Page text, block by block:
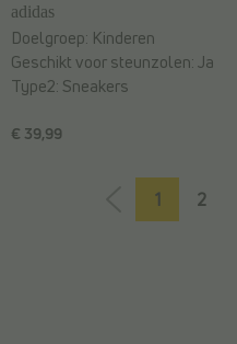
adidas
€ 39,99
Doelgroep: Kinderen
Geschikt voor steunzolen:Ja
Type2: Sneakers
1 2